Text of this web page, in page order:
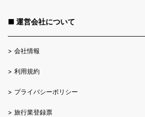
■ 運営会社について
> 会社情報
> 利用規約
> プライバシーポリシー
> 旅行業登録票